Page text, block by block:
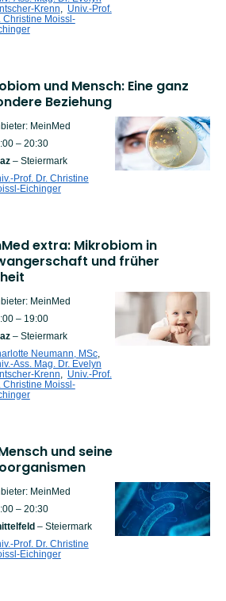
Krenn, Univ.-Prof.
Christine Moissl-
und Mensch: Eine ganz
Beziehung
MeinMed
– 20:30
– Steiermark
Prof. Dr. Christine
Eichinger
extra: Mikrobiom in
und früher
MeinMed
– 19:00
– Steiermark
Neumann, MSc,
Ass. Mag. Dr. Evelyn
Krenn, Univ.-Prof.
Christine Moissl-
und seine
MeinMed
– 20:30
– Steiermark
Prof. Dr. Christine
Eichinger